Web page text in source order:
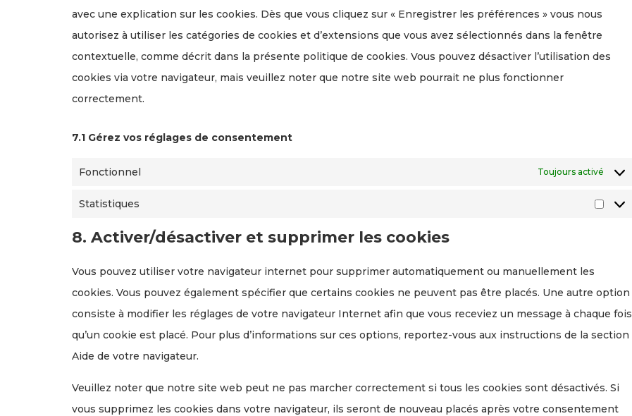
avec une explication sur les cookies. Dès que vous cliquez sur « Enregistrer les préférences » vous nous
autorisez à utiliser les catégories de cookies et d’extensions que vous avez sélectionnés dans la fenêtre
contextuelle, comme décrit dans la présente politique de cookies. Vous pouvez désactiver l’utilisation des
cookies via votre navigateur, mais veuillez noter que notre site web pourrait ne plus fonctionner
correctement.
7.1 Gérez vos réglages de consentement
Fonctionnel Toujours activé
Statistiques
8. Activer/désactiver et supprimer les cookies
Vous pouvez utiliser votre navigateur internet pour supprimer automatiquement ou manuellement les
cookies. Vous pouvez également spécifier que certains cookies ne peuvent pas être placés. Une autre option
consiste à modifier les réglages de votre navigateur Internet afin que vous receviez un message à chaque fois
qu’un cookie est placé. Pour plus d’informations sur ces options, reportez-vous aux instructions de la section
Aide de votre navigateur.
Veuillez noter que notre site web peut ne pas marcher correctement si tous les cookies sont désactivés. Si
vous supprimez les cookies dans votre navigateur, ils seront de nouveau placés après votre consentement